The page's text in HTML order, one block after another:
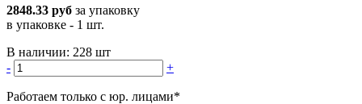
2848.33 руб за упаковку
в упаковке - 1 шт.
В наличии: 228 шт
-
+
Работаем только с юр. лицами*